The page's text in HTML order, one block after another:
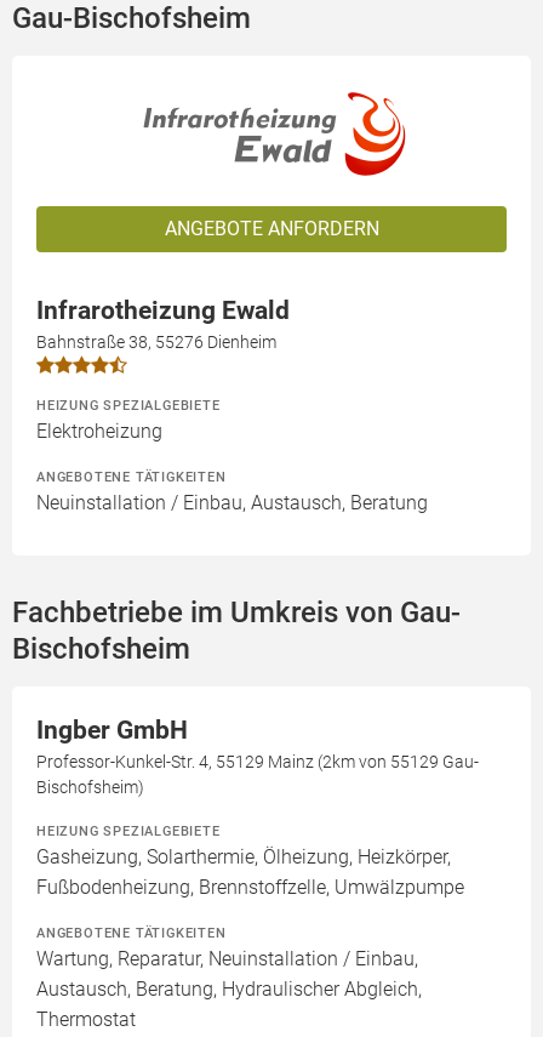
Gau-Bischofsheim
ANGEBOTE ANFORDERN
Infrarotheizung Ewald
Bahnstraße 38, 55276 Dienheim
HEIZUNG SPEZIALGEBIETE
Elektroheizung
ANGEBOTENE TÄTIGKEITEN
Neuinstallation / Einbau, Austausch, Beratung
Fachbetriebe im Umkreis von Gau-
Bischofsheim
Ingber GmbH
Professor-Kunkel-Str. 4, 55129 Mainz (2km von 55129 Gau-
Bischofsheim)
HEIZUNG SPEZIALGEBIETE
Gasheizung, Solarthermie, Ölheizung, Heizkörper,
Fußbodenheizung, Brennstoffzelle, Umwälzpumpe
ANGEBOTENE TÄTIGKEITEN
Wartung, Reparatur, Neuinstallation / Einbau,
Austausch, Beratung, Hydraulischer Abgleich,
Thermostat